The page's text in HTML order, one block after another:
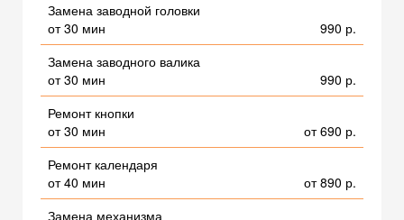
Замена заводной головки
от 30 мин
990 р.
Замена заводного валика
от 30 мин
990 р.
Ремонт кнопки
от 30 мин
от 690 р.
Ремонт календаря
от 40 мин
от 890 р.
Замена механизма